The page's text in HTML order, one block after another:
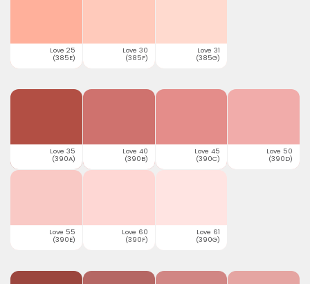
Love 25
(385E)
Love 30
(385F)
Love 31
(385G)
Love 35
(390A)
Love 40
(390B)
Love 45
(390C)
Love 50
(390D)
Love 55
(390E)
Love 60
(390F)
Love 61
(390G)